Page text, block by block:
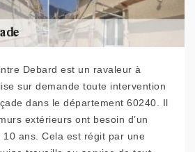
Debard est un ravaleur à
sur demande toute intervention
dans le département 60240. Il
extérieurs ont besoin d’un
ans. Cela est régit par une